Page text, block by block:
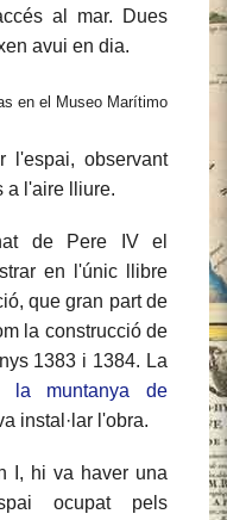
al mar. Dues
avui en dia.
l'espai, observant
a l'aire lliure.
de Pere IV el
en l'únic llibre
que gran part de
la construcció de
1383 i 1384. La
la muntanya de
instal·lar l'obra.
I, hi va haver una
ocupat pels